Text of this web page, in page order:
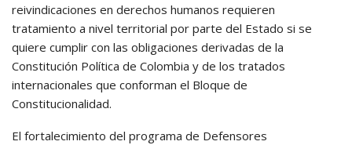
reivindicaciones en derechos humanos requieren
tratamiento a nivel territorial por parte del Estado si se
quiere cumplir con las obligaciones derivadas de la
Constitución Política de Colombia y de los tratados
internacionales que conforman el Bloque de
Constitucionalidad.
El fortalecimiento del programa de Defensores